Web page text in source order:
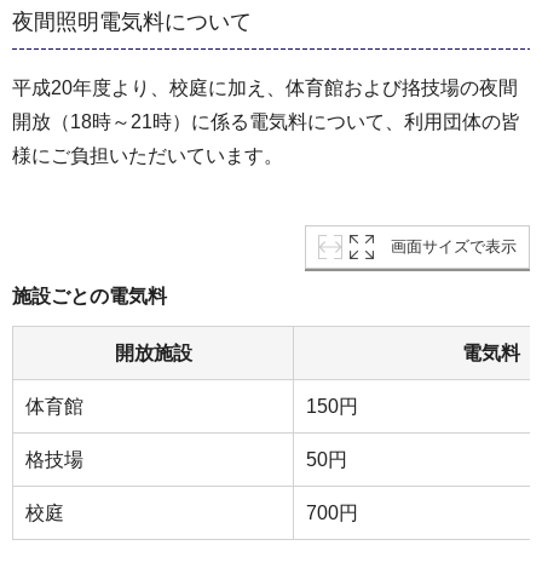
夜間照明電気料について
平成20年度より、校庭に加え、体育館および挌技場の夜間
開放（18時～21時）に係る電気料について、利用団体の皆
様にご負担いただいています。
画面サイズで表示
施設ごとの電気料
開放施設 電気料
体育館 150円
格技場 50円
校庭 700円